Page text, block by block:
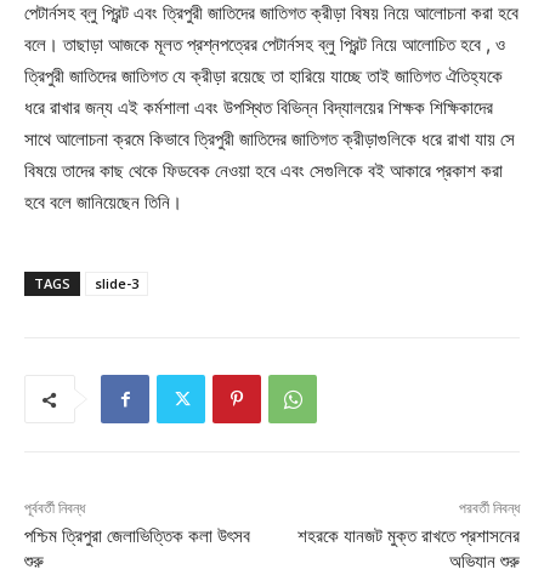
পেটার্নসহ ব্লু প্রিন্ট এবং ত্রিপুরী জাতিদের জাতিগত ক্রীড়া বিষয় নিয়ে আলোচনা করা হবে
বলে। তাছাড়া আজকে মূলত প্রশ্নপত্রের পেটার্নসহ ব্লু প্রিন্ট নিয়ে আলোচিত হবে , ও
ত্রিপুরী জাতিদের জাতিগত যে ক্রীড়া রয়েছে তা হারিয়ে যাচ্ছে তাই জাতিগত ঐতিহ্যকে
ধরে রাখার জন্য এই কর্মশালা এবং উপস্থিত বিভিন্ন বিদ্যালয়ের শিক্ষক শিক্ষিকাদের
সাথে আলোচনা ক্রমে কিভাবে ত্রিপুরী জাতিদের জাতিগত ক্রীড়াগুলিকে ধরে রাখা যায় সে
বিষয়ে তাদের কাছ থেকে ফিডবেক নেওয়া হবে এবং সেগুলিকে বই আকারে প্রকাশ করা
হবে বলে জানিয়েছেন তিনি।
TAGS slide-3
পূর্ববর্তী নিবন্ধ
পশ্চিম ত্রিপুরা জেলাভিত্তিক কলা উৎসব
শুরু
পরবর্তী নিবন্ধ
শহরকে যানজট মুক্ত রাখতে প্রশাসনের
অভিযান শুরু